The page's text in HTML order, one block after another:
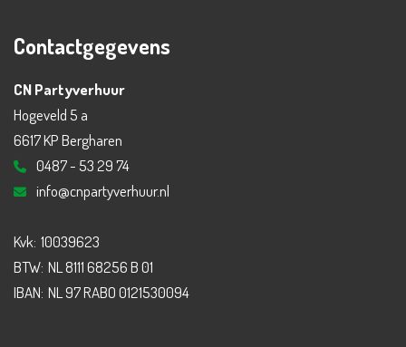
Contactgegevens
CN Partyverhuur
Hogeveld 5 a
6617 KP Bergharen
0487 - 53 29 74
info@cnpartyverhuur.nl
Kvk: 10039623
BTW: NL 8111 68256 B 01
IBAN: NL 97 RABO 0121530094